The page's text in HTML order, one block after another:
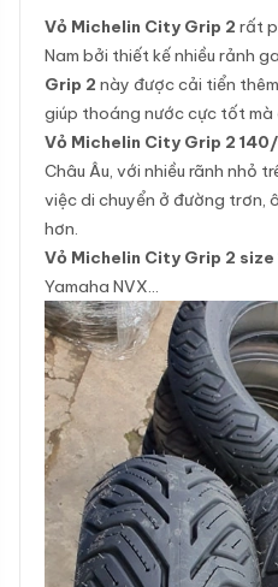
Vỏ Michelin City Grip 2 rất
Nam bởi thiết kế nhiều rảnh
Grip 2 này được cải tiển
giúp thoáng nước cực tốt mà
Vỏ Michelin City Grip 2
Châu Âu, với nhiều rãnh nhỏ
việc di chuyển ở đường trơn,
hơn.
Vỏ Michelin City Grip 2
Yamaha NVX…